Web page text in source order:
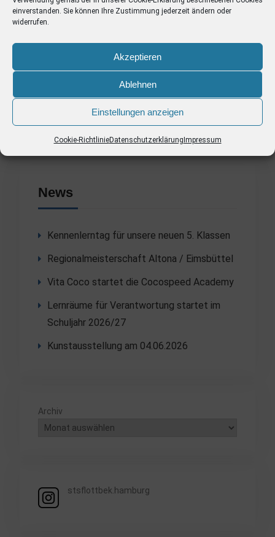
einverstanden. Sie können Ihre Zustimmung jederzeit ändern oder
widerrufen.
Akzeptieren
Ablehnen
Einstellungen anzeigen
Cookie-RichtlinieDatenschutzerklärung Impressum
Edge, Chrome oder Safari verwenden.)
©BSB
News
Kennenlerntag für unsere neuen 5. Klassen
Regionalmeisterschaft Altona / Eimsbüttel
Vita Coco startet die Cocospeed Academy
Lernräume für Verantwortung startet im
Schuljahr 2026/27
Kunstausstellung am 04.06.2026
Archiv
stsflottbek.hamburg